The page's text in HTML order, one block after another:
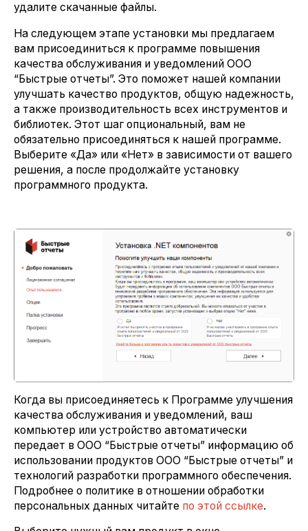
удалите скачанные файлы.
На следующем этапе установки мы предлагаем
вам присоединиться к программе повышения
качества обслуживания и уведомлений ООО
“Быстрые отчеты”. Это поможет нашей компании
улучшать качество продуктов, общую надежность,
а также производительность всех инструментов и
библиотек. Этот шаг опциональный, вам не
обязательно присоединяться к нашей программе.
Выберите «Да» или «Нет» в зависимости от вашего
решения, а после продолжайте установку
программного продукта.
Когда вы присоединяетесь к Программе улучшения
качества обслуживания и уведомлений, ваш
компьютер или устройство автоматически
передает в ООО “Быстрые отчеты” информацию об
использовании продуктов ООО “Быстрые отчеты” и
технологий разработки программного обеспечения.
Подробнее о политике в отношении обработки
персональных данных читайте по этой ссылке.